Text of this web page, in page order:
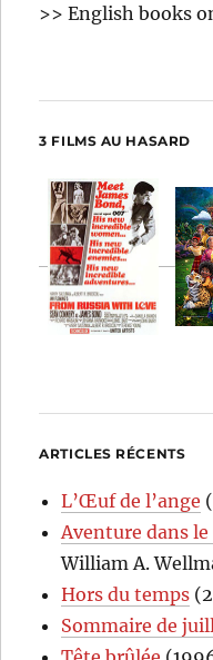
>> English books
3 FILMS AU HASARD
ARTICLES RÉCENTS
L’Œuf de l’ange
Aventure dans
William A.
Hors du temps
Sommaire de